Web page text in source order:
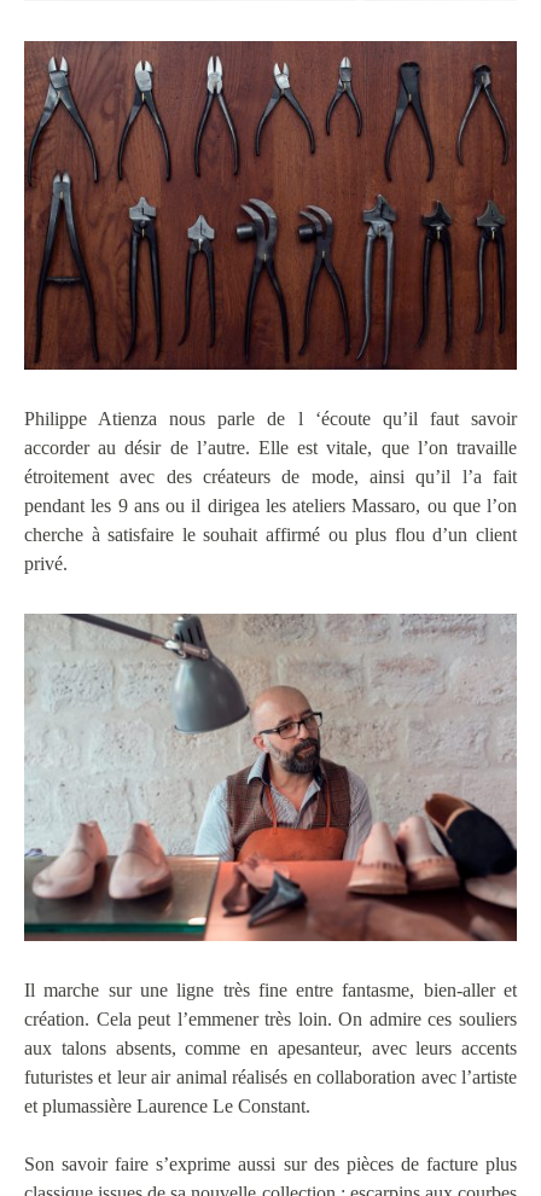
Philippe Atienza nous parle de l ‘écoute qu’il faut savoir
accorder au désir de l’autre. Elle est vitale, que l’on travaille
étroitement avec des créateurs de mode, ainsi qu’il l’a fait
pendant les 9 ans ou il dirigea les ateliers Massaro, ou que l’on
cherche à satisfaire le souhait affirmé ou plus flou d’un client
privé.
Il marche sur une ligne très fine entre fantasme, bien-aller et
création. Cela peut l’emmener très loin. On admire ces souliers
aux talons absents, comme en apesanteur, avec leurs accents
futuristes et leur air animal réalisés en collaboration avec l’artiste
et plumassière Laurence Le Constant.
Son savoir faire s’exprime aussi sur des pièces de facture plus